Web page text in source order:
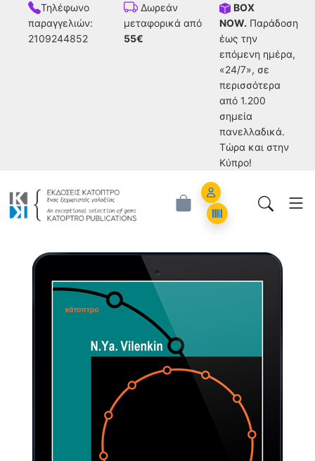
Τηλέφωνο
παραγγελιών:
2109244852
Δωρεάν
μεταφορικά από
55€
BOX
NOW. Παράδοση
έως την
επόμενη ημέρα,
«24/7», σε
περισσότερα
από 1.200
σημεία
πανελλαδικά.
Tώρα και στην
Κύπρο!
Account
Orders